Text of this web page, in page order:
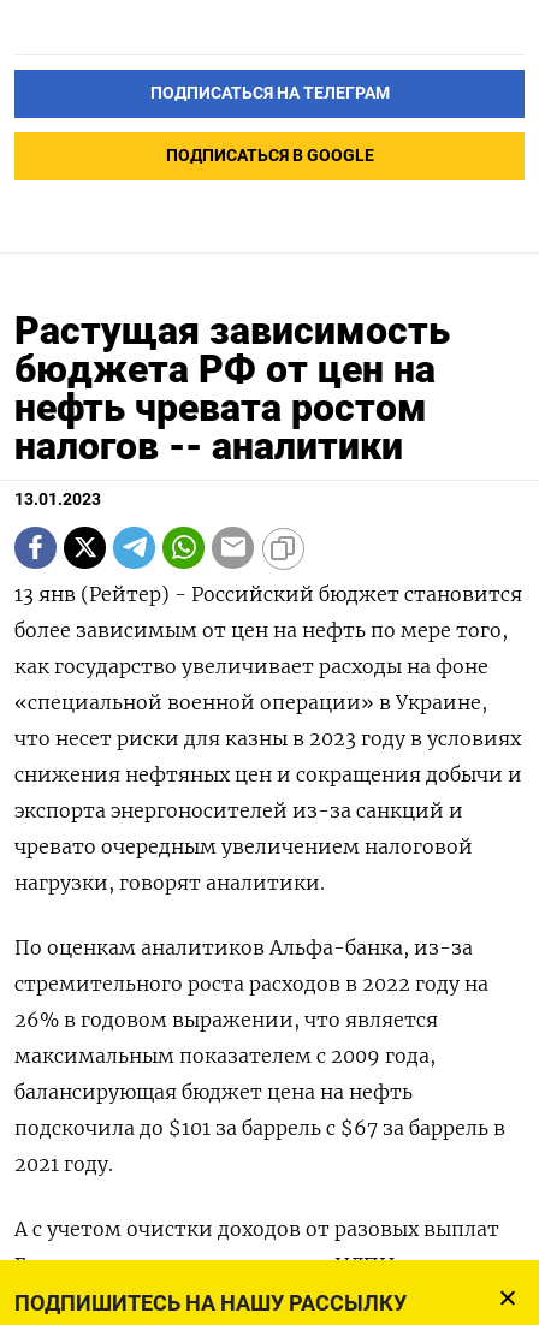
ПОДПИШИТЕСЬ НА НАШУ РАССЫЛКУ
ПОДПИСАТЬСЯ НА ТЕЛЕГРАМ
ПОДПИСАТЬСЯ В GOOGLE
Растущая зависимость
бюджета РФ от цен на
нефть чревата ростом
налогов -- аналитики
13.01.2023
13 янв (Рейтер) - Российский бюджет становится
более зависимым от цен на нефть по мере того,
как государство увеличивает расходы на фоне
«специальной военной операции» в Украине,
что несет риски для казны в 2023 году в условиях
снижения нефтяных цен и сокращения добычи и
экспорта энергоносителей из-за санкций и
чревато очередным увеличением налоговой
нагрузки, говорят аналитики.
По оценкам аналитиков Альфа-банка, из-за
стремительного роста расходов в 2022 году на
26% в годовом выражении, что является
максимальным показателем с 2009 года,
балансирующая бюджет цена на нефть
подскочила до $101 за баррель с $67 за баррель в
2021 году.
А с учетом очистки доходов от разовых выплат
Газпрома в виде повышенного НДПИ и
промежуточных дивидендов на общую сумму